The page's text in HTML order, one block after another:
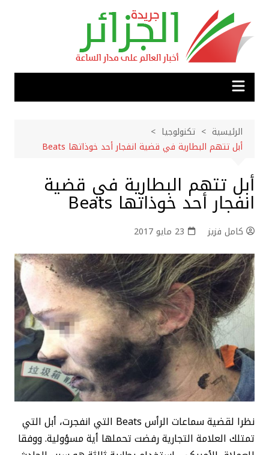
المحتوى
الرئيسية
تكنولوجيا
أبل تتهم البطارية في قضية انفجار أحد خوذاتها Beats
أبل تتهم البطارية في قضية
انفجار أحد خوذاتها Beats
كامل فزيز 23 مايو 2017
نظرا لقضية سماعات الرأس Beats التي انفجرت، أبل التي
تمتلك العلامة التجارية رفضت تحملها أية مسؤولية. ووفقا